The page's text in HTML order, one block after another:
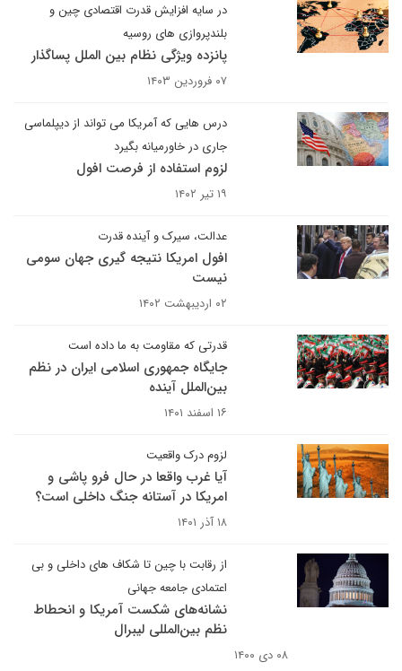
در سایه افزایش قدرت اقتصادی چین و
بلندپروازی های روسیه
پانزده ویژگی نظام بین الملل پساگذار
۰۷ فروردین ۱۴۰۳
درس هایی که آمریکا می تواند از دیپلماسی
جاری در خاورمیانه بگیرد
لزوم استفاده از فرصت افول
۱۹ تیر ۱۴۰۲
عدالت، سیرک و آینده قدرت
افول امریکا نتیجه گیری جهان سومی
نیست
۰۲ اردیبهشت ۱۴۰۲
قدرتی که مقاومت به ما داده است
جایگاه جمهوری اسلامی ایران در نظم
بین‌الملل آینده
۱۶ اسفند ۱۴۰۱
لزوم درک واقعیت
آیا غرب واقعا در حال فرو پاشی و
امریکا در آستانه جنگ داخلی است؟
۱۸ آذر ۱۴۰۱
از رقابت با چین تا شکاف های داخلی و بی
اعتمادی جامعه جهانی
نشانه‌های شکست آمریکا و انحطاط
نظم بین‌المللی لیبرال
۰۸ دی ۱۴۰۰